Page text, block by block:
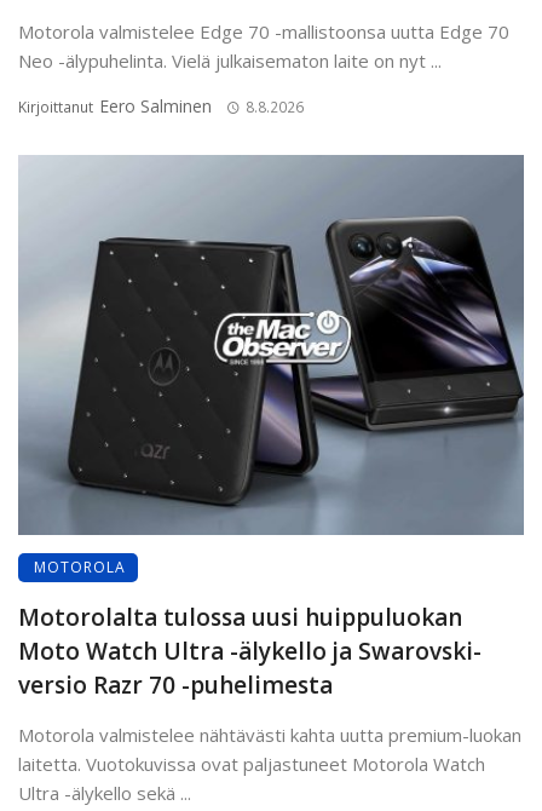
Motorola valmistelee Edge 70 -mallistoonsa uutta Edge 70
Neo -älypuhelinta. Vielä julkaisematon laite on nyt ...
Kirjoittanut Eero Salminen 8.8.2026
MOTOROLA
Motorolalta tulossa uusi huippuluokan
Moto Watch Ultra -älykello ja Swarovski-
versio Razr 70 -puhelimesta
Motorola valmistelee nähtävästi kahta uutta premium-luokan
laitetta. Vuotokuvissa ovat paljastuneet Motorola Watch
Ultra -älykello sekä ...